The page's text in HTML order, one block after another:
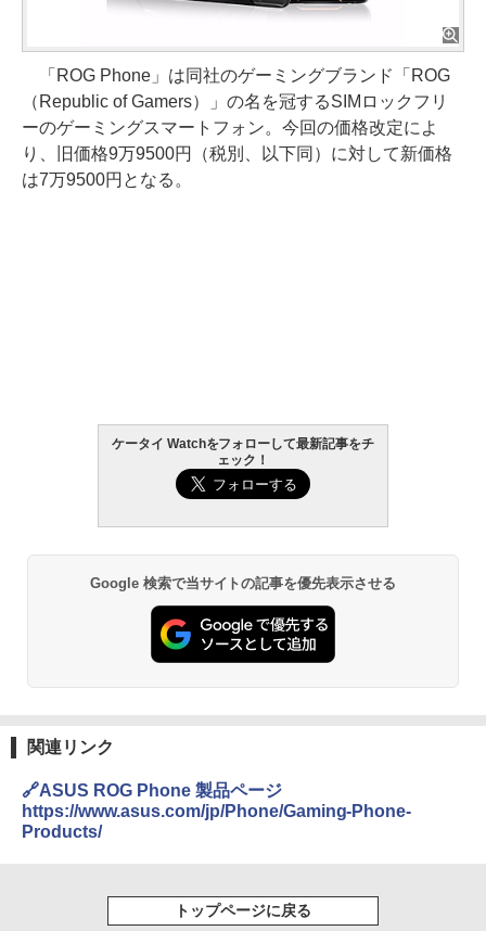
「ROG Phone」は同社のゲーミングブランド「ROG
（Republic of Gamers）」の名を冠するSIMロックフリ
ーのゲーミングスマートフォン。今回の価格改定によ
り、旧価格9万9500円（税別、以下同）に対して新価格
は7万9500円となる。
ケータイ Watchをフォローして最新記事をチ
ェック！
Google 検索で当サイトの記事を優先表示させる
関連リンク
🔗ASUS ROG Phone 製品ページ
https://www.asus.com/jp/Phone/Gaming-Phone-
Products/
トップページに戻る